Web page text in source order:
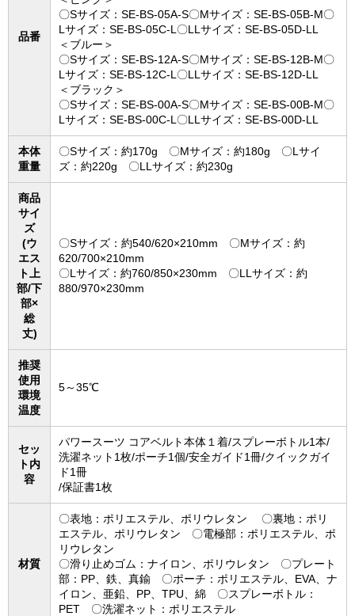
品番
〇Sサイズ：SE-BS-05A-S〇Mサイズ：SE-BS-05B-M〇
Lサイズ：SE-BS-05C-L〇LLサイズ：SE-BS-05D-LL
＜ブルー＞
〇Sサイズ：SE-BS-12A-S〇Mサイズ：SE-BS-12B-M〇
Lサイズ：SE-BS-12C-L〇LLサイズ：SE-BS-12D-LL
＜ブラック＞
〇Sサイズ：SE-BS-00A-S〇Mサイズ：SE-BS-00B-M〇
Lサイズ：SE-BS-00C-L〇LLサイズ：SE-BS-00D-LL
本体
重量
〇Sサイズ：約170g 〇Mサイズ：約180g 〇Lサイ
ズ：約220g 〇LLサイズ：約230g
商品
サイ
ズ
(ウ
エス
ト上
部/下
部×
総
丈)
〇Sサイズ：約540/620×210mm 〇Mサイズ：約
620/700×210mm
〇Lサイズ：約760/850×230mm 〇LLサイズ：約
880/970×230mm
推奨
使用
環境
温度
5～35℃
セッ
ト内
容
パワースーツ コアベルト本体１着/スプレーボトル1本/
洗濯ネット1枚/ポーチ1個/安全ガイド1冊/クイックガイ
ド1冊
/保証書1枚
材質
〇表地：ポリエステル、ポリウレタン 〇裏地：ポリ
エステル、ポリウレタン 〇電極部：ポリエステル、ポ
リウレタン
〇滑り止めゴム：ナイロン、ポリウレタン 〇プレート
部：PP、鉄、真鍮 〇ポーチ：ポリエステル、EVA、ナ
イロン、亜鉛、PP、TPU、綿 〇スプレーボトル：
PET 〇洗濯ネット：ポリエステル